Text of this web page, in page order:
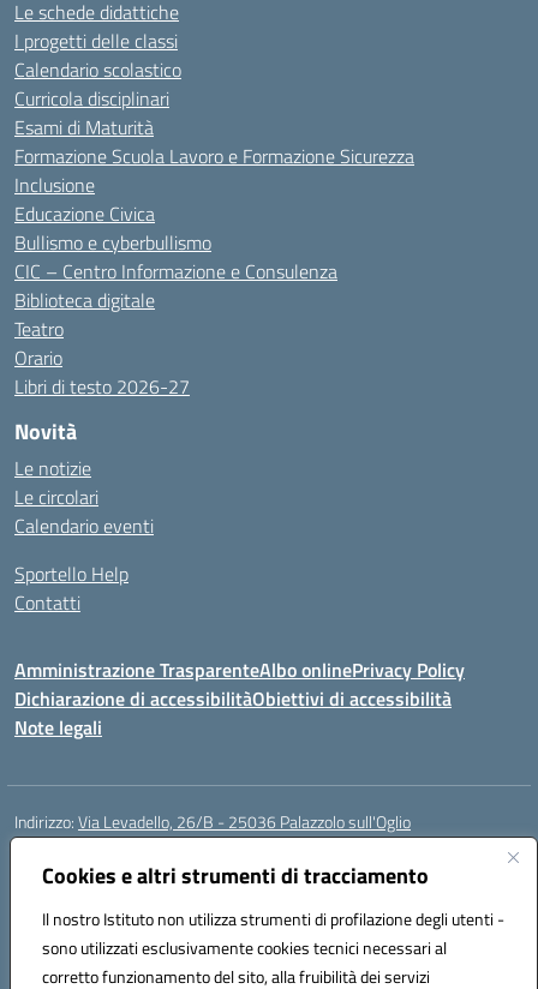
Cookies e altri strumenti di tracciamento
Il nostro Istituto non utilizza strumenti di profilazione degli utenti -
sono utilizzati esclusivamente cookies tecnici necessari al
corretto funzionamento del sito, alla fruibilità dei servizi
Le schede didattiche
I progetti delle classi
Calendario scolastico
Curricola disciplinari
Esami di Maturità
Formazione Scuola Lavoro e Formazione Sicurezza
Inclusione
Educazione Civica
Bullismo e cyberbullismo
CIC – Centro Informazione e Consulenza
Biblioteca digitale
Teatro
Orario
Libri di testo 2026-27
Novità
Le notizie
Le circolari
Calendario eventi
Sportello Help
Contatti
Amministrazione TrasparenteAlbo onlinePrivacy Policy
Dichiarazione di accessibilitàObiettivi di accessibilità
Note legali
Indirizzo:Via Levadello, 26/B - 25036 Palazzolo sull'Oglio
Centralino:
Posta elettronica certificata (PEC):bsis01800p@pec.istruzione.it
Codice fiscale: 91011920179
Codice meccanografico:BSIS01800P
Codice Indice delle Pubbliche Amministrazioni (IPA): istsc_bsis01800p